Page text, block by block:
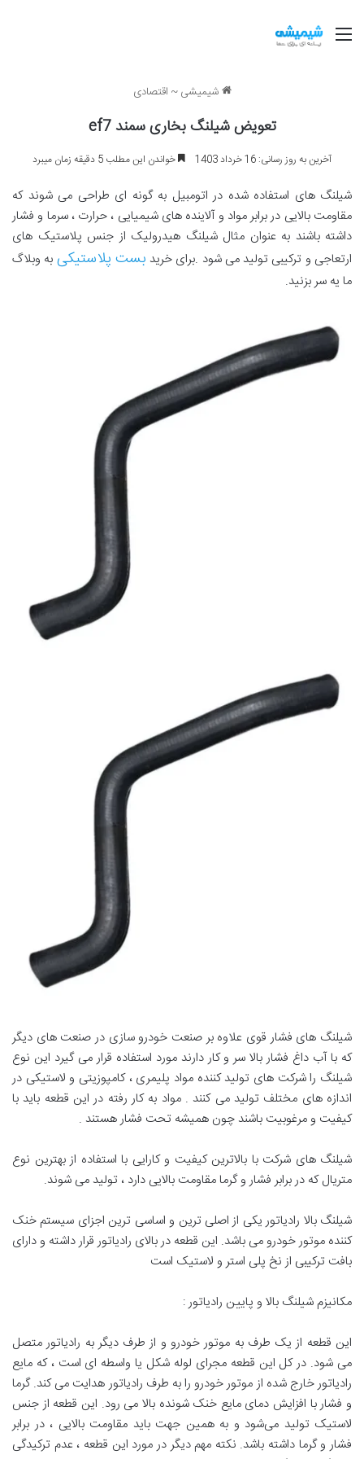
منو
شیمیشی ~ اقتصادی
تعویض شیلنگ بخاری سمند ef7
آخرین به روز رسانی: 16 خرداد 1403 خواندن این مطلب 5 دقیقه زمان میبرد
شیلنگ های استفاده شده در اتومبیل به گونه ای طراحی می شوند که
مقاومت بالایی در برابر مواد و آلاینده های شیمیایی ، حرارت ، سرما و فشار
داشته باشند به عنوان مثال شیلنگ هیدرولیک از جنس پلاستیک های
ارتعاجی و ترکیبی تولید می شود .برای خرید بست پلاستیکی به وبلاگ
ما یه سر بزنید.
شیلنگ های فشار قوی علاوه بر صنعت خودرو سازی در صنعت های دیگر
که با آب داغ فشار بالا سر و کار دارند مورد استفاده قرار می گیرد این نوع
شیلنگ را شرکت های تولید کننده مواد پلیمری ، کامپوزیتی و لاستیکی در
اندازه های مختلف تولید می کنند . مواد به کار رفته در این قطعه باید با
کیفیت و مرغوبیت باشند چون همیشه تحت فشار هستند .
شیلنگ های شرکت با بالاترین کیفیت و کارایی با استفاده از بهترین نوع
متریال که در برابر فشار و گرما مقاومت بالایی دارد ، تولید می شوند.
شیلنگ بالا رادیاتور یکی از اصلی ترین و اساسی ترین اجزای سیستم خنک
کننده موتور خودرو می باشد. این قطعه در بالای رادیاتور قرار داشته و دارای
بافت ترکیبی از نخ پلی استر و لاستیک است
مکانیزم شیلنگ بالا و پایین رادیاتور :
این قطعه از یک طرف به موتور خودرو و از طرف دیگر به رادیاتور متصل
می شود. در کل این قطعه مجرای لوله شکل یا واسطه ای است ، که مایع
رادیاتور خارج شده از موتور خودرو را به طرف رادیاتور هدایت می کند. گرما
و فشار با افزایش دمای مایع خنک شونده بالا می رود. این قطعه از جنس
لاستیک تولید می‌شود و به همین جهت باید مقاومت بالایی ، در برابر
فشار و گرما داشته باشد. نکته مهم دیگر در مورد این قطعه ، عدم ترکیدگی